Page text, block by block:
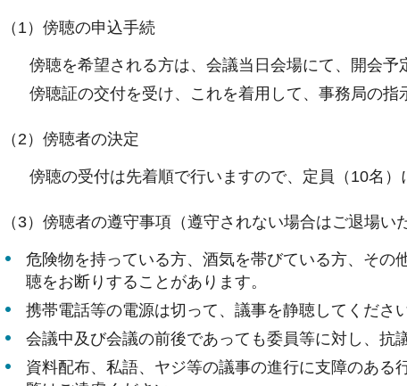
（1）傍聴の申込手続
傍聴を希望される方は、会議当日会場にて、開会予
傍聴証の交付を受け、これを着用して、事務局の指
（2）傍聴者の決定
傍聴の受付は先着順で行いますので、定員（10名）
（3）傍聴者の遵守事項（遵守されない場合はご退場い
危険物を持っている方、酒気を帯びている方、その
聴をお断りすることがあります。
携帯電話等の電源は切って、議事を静聴してくださ
会議中及び会議の前後であっても委員等に対し、抗
資料配布、私語、ヤジ等の議事の進行に支障のある